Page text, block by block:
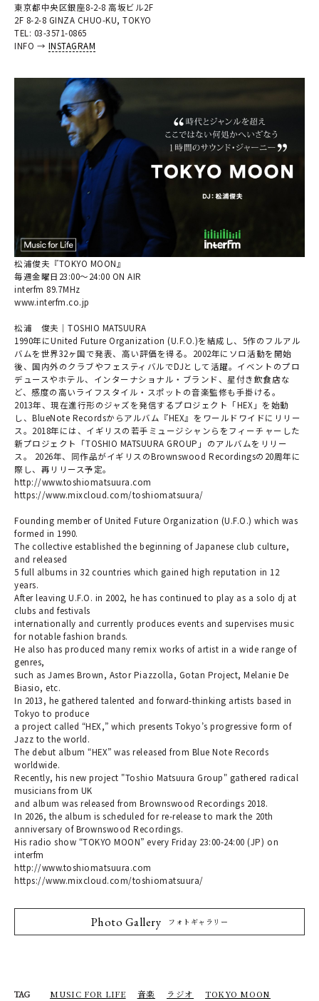
東京都中央区銀座8-2-8 高坂ビル2F
2F 8-2-8 GINZA CHUO-KU, TOKYO
TEL: 03-3571-0865
INFO → INSTAGRAM
松浦俊夫『TOKYO MOON』
毎週金曜日23:00～24:00 ON AIR
interfm 89.7MHz
www.interfm.co.jp
松浦 俊夫｜TOSHIO MATSUURA
1990年にUnited Future Organization (U.F.O.)を結成し、5作のフルアル
バムを世界32ヶ国で発表、高い評価を得る。2002年にソロ活動を開始
後、国内外のクラブやフェスティバルでDJとして活躍。イベントのプロ
デュースやホテル、インターナショナル・ブランド、星付き飲食店な
ど、感度の高いライフスタイル・スポットの音楽監修も手掛ける。
2013年、現在進行形のジャズを発信するプロジェクト「HEX」を始動
し、BlueNote Recordsからアルバム『HEX』をワールドワイドにリリー
ス。2018年には、イギリスの若手ミュージシャンらをフィーチャーした
新プロジェクト「TOSHIO MATSUURA GROUP」のアルバムをリリー
ス。 2026年、同作品がイギリスのBrownswood Recordingsの20周年に
際し、再リリース予定。
http://www.toshiomatsuura.com
https://www.mixcloud.com/toshiomatsuura/
Founding member of United Future Organization (U.F.O.) which was
formed in 1990.
The collective established the beginning of Japanese club culture,
and released
5 full albums in 32 countries which gained high reputation in 12
years.
After leaving U.F.O. in 2002, he has continued to play as a solo dj at
clubs and festivals
internationally and currently produces events and supervises music
for notable fashion brands.
He also has produced many remix works of artist in a wide range of
genres,
such as James Brown, Astor Piazzolla, Gotan Project, Melanie De
Biasio, etc.
In 2013, he gathered talented and forward-thinking artists based in
Tokyo to produce
a project called “HEX,” which presents Tokyo’s progressive form of
Jazz to the world.
The debut album “HEX” was released from Blue Note Records
worldwide.
Recently, his new project "Toshio Matsuura Group" gathered radical
musicians from UK
and album was released from Brownswood Recordings 2018.
In 2026, the album is scheduled for re-release to mark the 20th
anniversary of Brownswood Recordings.
His radio show “TOKYO MOON” every Friday 23:00-24:00 (JP) on
interfm
http://www.toshiomatsuura.com
https://www.mixcloud.com/toshiomatsuura/
Photo Gallery フォトギャラリー
TAG MUSIC FOR LIFE 音楽 ラジオ TOKYO MOON